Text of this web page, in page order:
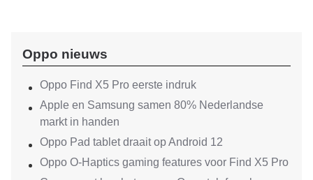
Oppo nieuws
Oppo Find X5 Pro eerste indruk
Apple en Samsung samen 80% Nederlandse
markt in handen
Oppo Pad tablet draait op Android 12
Oppo O-Haptics gaming features voor Find X5 Pro